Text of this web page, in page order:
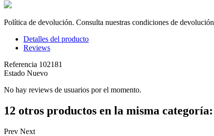
Política de devolución. Consulta nuestras condiciones de devolución
Detalles del producto
Reviews
Referencia 102181
Estado Nuevo
No hay reviews de usuarios por el momento.
12 otros productos en la misma categoría:
Prev Next